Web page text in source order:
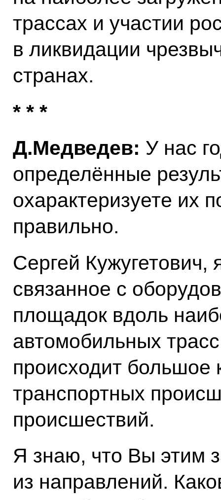
трассах и участии
в ликвидации
странах.
* * *
Д.Медведев: У нас
определённые
охарактеризуете их
правильно.
Сергей
связанное с
площадок вдоль
автомобильных
происходит большое
транспортных
происшествий.
Я знаю, что Вы этим
из направлений.